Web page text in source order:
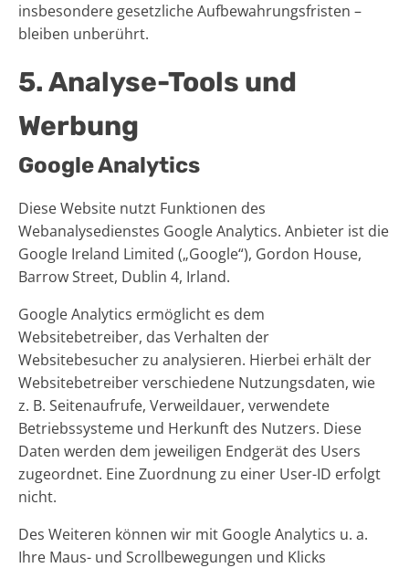
insbesondere gesetzliche Aufbewahrungsfristen –
bleiben unberührt.
5. Analyse-Tools und
Werbung
Google Analytics
Diese Website nutzt Funktionen des
Webanalysedienstes Google Analytics. Anbieter ist die
Google Ireland Limited („Google“), Gordon House,
Barrow Street, Dublin 4, Irland.
Google Analytics ermöglicht es dem
Websitebetreiber, das Verhalten der
Websitebesucher zu analysieren. Hierbei erhält der
Websitebetreiber verschiedene Nutzungsdaten, wie
z. B. Seitenaufrufe, Verweildauer, verwendete
Betriebssysteme und Herkunft des Nutzers. Diese
Daten werden dem jeweiligen Endgerät des Users
zugeordnet. Eine Zuordnung zu einer User-ID erfolgt
nicht.
Des Weiteren können wir mit Google Analytics u. a.
Ihre Maus- und Scrollbewegungen und Klicks